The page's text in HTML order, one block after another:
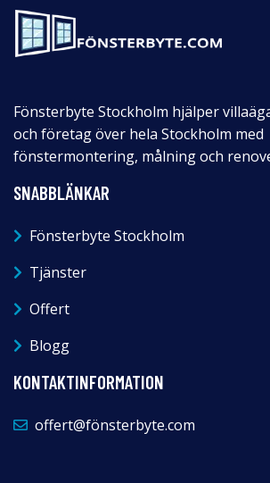
Fönsterbyte Stockholm hjälper
och företag över hela Stockholm med
fönstermontering, målning och
SNABBLÄNKAR
Fönsterbyte Stockholm
Tjänster
Offert
Blogg
KONTAKTINFORMATION
offert@fönsterbyte.com